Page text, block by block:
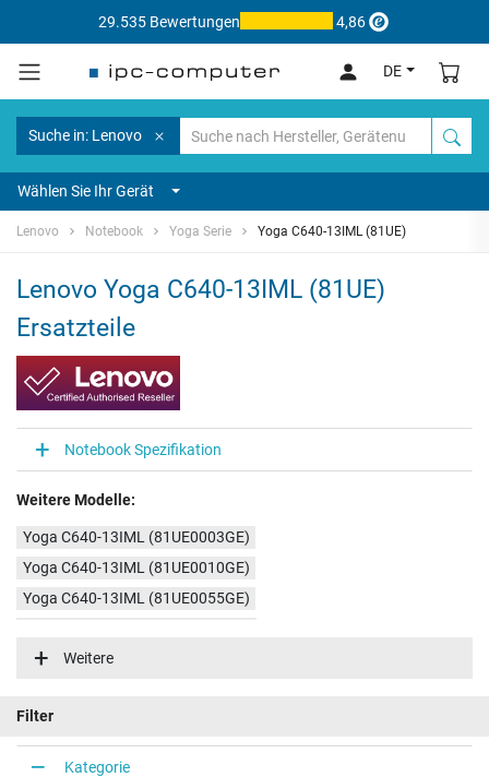
29.535 Bewertungen 4,86
DE
Suche in: Lenovo
Wählen Sie Ihr Gerät
Lenovo Notebook Yoga Serie Yoga C640-13IML (81UE)
Lenovo Yoga C640-13IML (81UE)
Ersatzteile
Notebook Spezifikation
Weitere Modelle:
Yoga C640-13IML (81UE0003GE)
Yoga C640-13IML (81UE0010GE)
Yoga C640-13IML (81UE0055GE)
Yoga C640-13IML (81XL000UGE)
Weitere
Filter
Kategorie